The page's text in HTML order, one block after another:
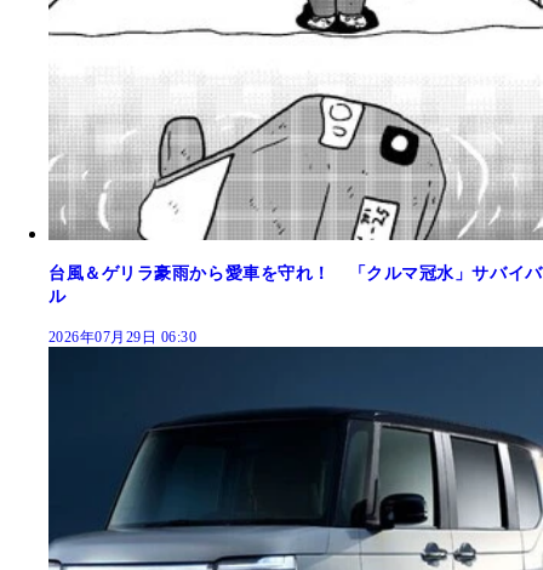
台風＆ゲリラ豪雨から愛車を守れ！ 「クルマ冠水」サバイバ
ル
2026年07月29日 06:30